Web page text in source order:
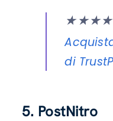
★★★★
di
5. PostNitro